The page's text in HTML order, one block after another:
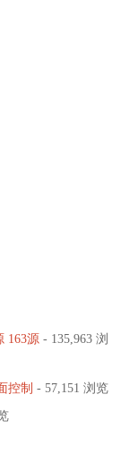
163源- 135,963 浏
控制 - 57,151 浏览